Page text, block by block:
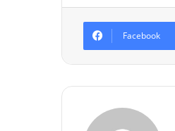
Facebook